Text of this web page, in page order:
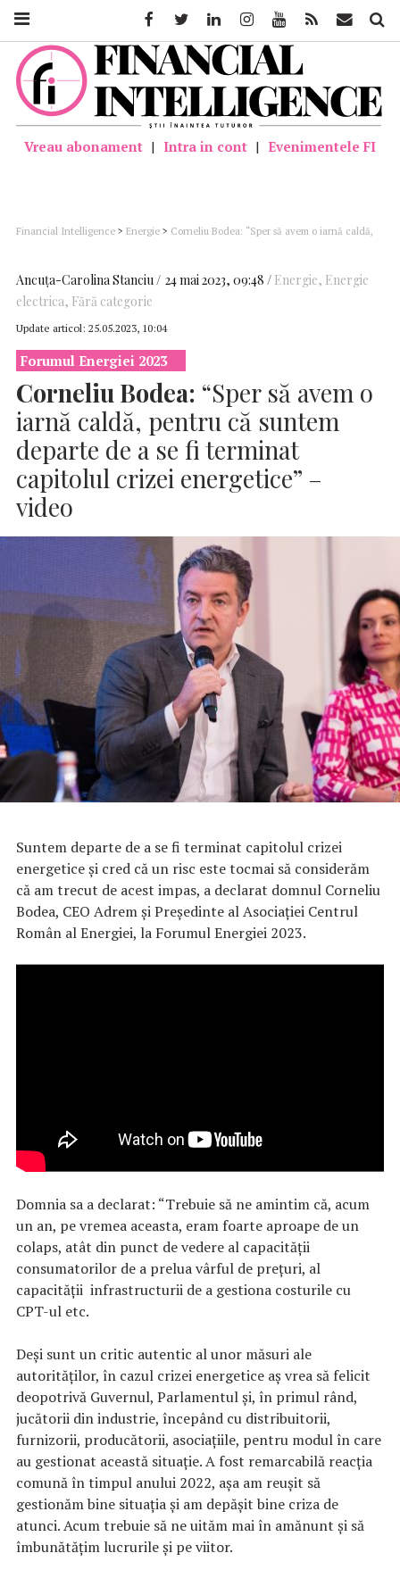
Vreau abonament | Intra in cont | Evenimentele FI
Financial Intelligence > Energie > Corneliu Bodea: “Sper să avem o iarnă caldă,
Ancuţa-Carolina Stanciu 24 mai 2023, 09:48 Energie, Energie
electrica, Fără categorie
Update articol: 25.05.2023, 10:04
Forumul Energiei 2023
Corneliu Bodea: “Sper să avem o
iarnă caldă, pentru că suntem
departe de a se fi terminat
capitolul crizei energetice” –
video
Suntem departe de a se fi terminat capitolul crizei
energetice şi cred că un risc este tocmai să considerăm
că am trecut de acest impas, a declarat domnul Corneliu
Bodea, CEO Adrem și Președinte al Asociației Centrul
Român al Energiei, la Forumul Energiei 2023.
Domnia sa a declarat: “Trebuie să ne amintim că, acum
un an, pe vremea aceasta, eram foarte aproape de un
colaps, atât din punct de vedere al capacității
consumatorilor de a prelua vârful de prețuri, al
capacităţii infrastructurii de a gestiona costurile cu
CPT-ul etc.
Deşi sunt un critic autentic al unor măsuri ale
autorităţilor, în cazul crizei energetice aş vrea să felicit
deopotrivă Guvernul, Parlamentul și, în primul rând,
jucătorii din industrie, începând cu distribuitorii,
furnizorii, producătorii, asociaţiile, pentru modul în care
au gestionat această situație. A fost remarcabilă reacția
comună în timpul anului 2022, aşa am reuşit să
gestionăm bine situaţia şi am depășit bine criza de
atunci. Acum trebuie să ne uităm mai în amănunt și să
îmbunătățim lucrurile și pe viitor.
FacebookTwitter LinkedinInstagramYoutube Feed Mail